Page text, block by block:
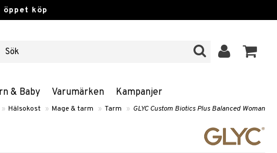
öppet köp
& Baby Varumärken Kampanjer
» Hälsokost » Mage & tarm » Tarm » GLYC Custom Biotics Plus Balanced Woman